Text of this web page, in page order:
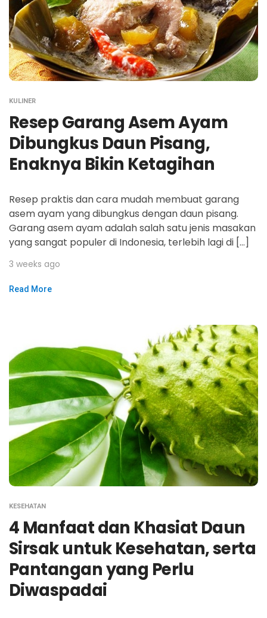
KULINER
Resep Garang Asem Ayam
Dibungkus Daun Pisang,
Enaknya Bikin Ketagihan
Resep praktis dan cara mudah membuat garang
asem ayam yang dibungkus dengan daun pisang.
Garang asem ayam adalah salah satu jenis masakan
yang sangat populer di Indonesia, terlebih lagi di […]
3 weeks ago
Read More
KESEHATAN
4 Manfaat dan Khasiat Daun
Sirsak untuk Kesehatan, serta
Pantangan yang Perlu
Diwaspadai